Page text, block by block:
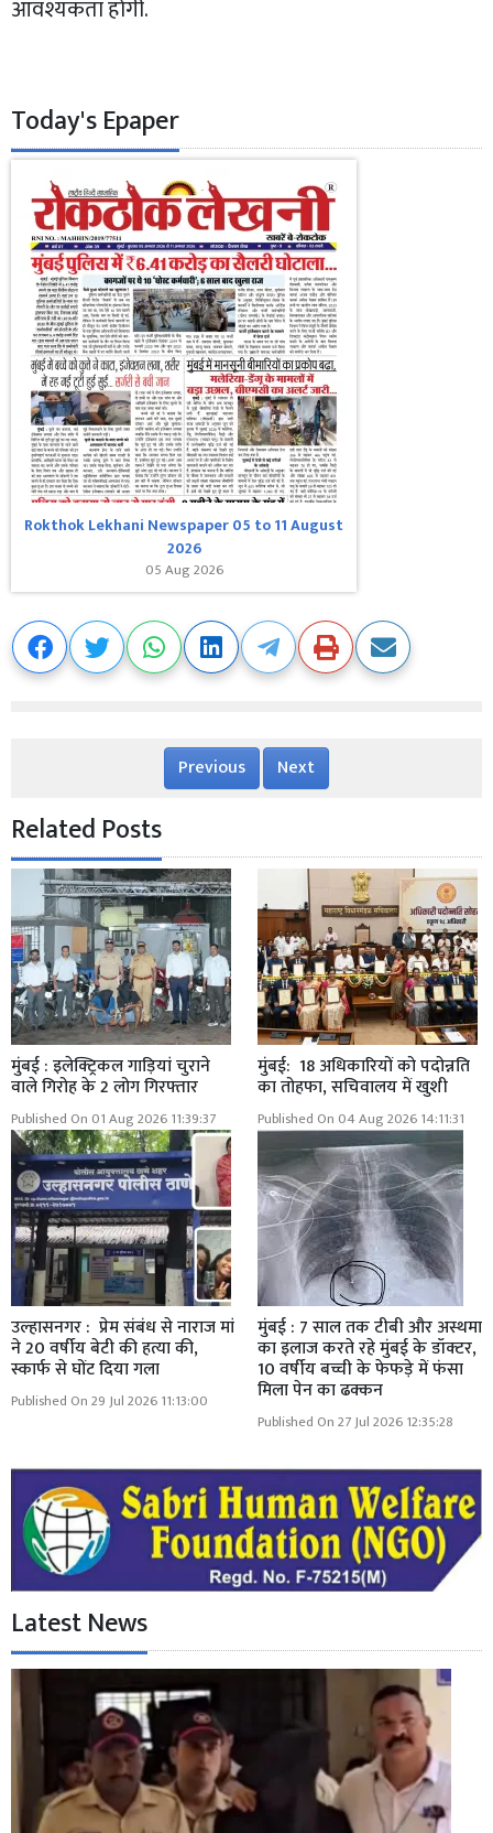
आवश्यकता होगी.
Today's Epaper
Rokthok Lekhani Newspaper 05 to 11 August
2026
05 Aug 2026
Previous Next
Related Posts
मुंबई : इलेक्ट्रिकल गाड़ियां चुराने
वाले गिरोह के 2 लोग गिरफ्तार
Published On 01 Aug 2026 11:39:37
मुंबई: 18 अधिकारियों को पदोन्नति
का तोहफा, सचिवालय में खुशी
Published On 04 Aug 2026 14:11:31
उल्हासनगर : प्रेम संबंध से नाराज मां
ने 20 वर्षीय बेटी की हत्या की,
स्कार्फ से घोंट दिया गला
Published On 29 Jul 2026 11:13:00
मुंबई : 7 साल तक टीबी और अस्थमा
का इलाज करते रहे मुंबई के डॉक्टर,
10 वर्षीय बच्ची के फेफड़े में फंसा
मिला पेन का ढक्कन
Published On 27 Jul 2026 12:35:28
Latest News